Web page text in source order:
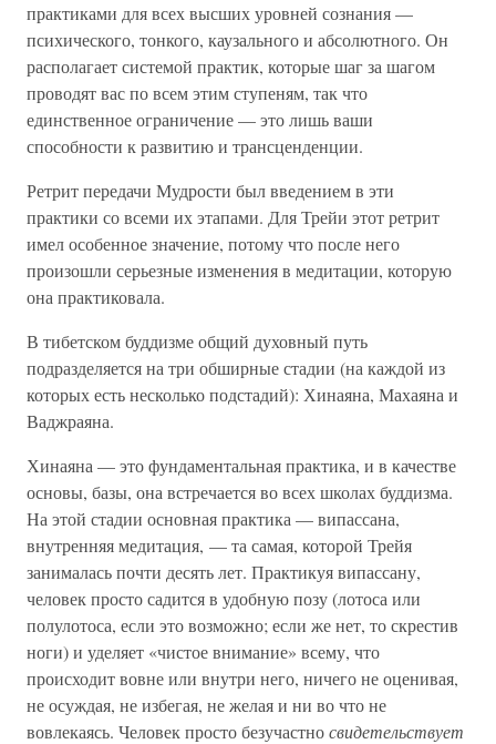
практиками для всех высших уровней сознания —
психического, тонкого, каузального и абсолютного. Он
располагает системой практик, которые шаг за шагом
проводят вас по всем этим ступеням, так что
единственное ограничение — это лишь ваши
способности к развитию и трансценденции.
Ретрит передачи Мудрости был введением в эти
практики со всеми их этапами. Для Трейи этот ретрит
имел особенное значение, потому что после него
произошли серьезные изменения в медитации, которую
она практиковала.
В тибетском буддизме общий духовный путь
подразделяется на три обширные стадии (на каждой из
которых есть несколько подстадий): Хинаяна, Махаяна и
Ваджраяна.
Хинаяна — это фундаментальная практика, и в качестве
основы, базы, она встречается во всех школах буддизма.
На этой стадии основная практика — випассана,
внутренняя медитация, — та самая, которой Трейя
занималась почти десять лет. Практикуя випассану,
человек просто садится в удобную позу (лотоса или
полулотоса, если это возможно; если же нет, то скрестив
ноги) и уделяет «чистое внимание» всему, что
происходит вовне или внутри него, ничего не оценивая,
не осуждая, не избегая, не желая и ни во что не
вовлекаясь. Человек просто безучастносвидетельствует